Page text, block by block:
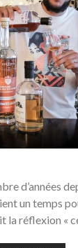
d’années
un temps
la réflexion «